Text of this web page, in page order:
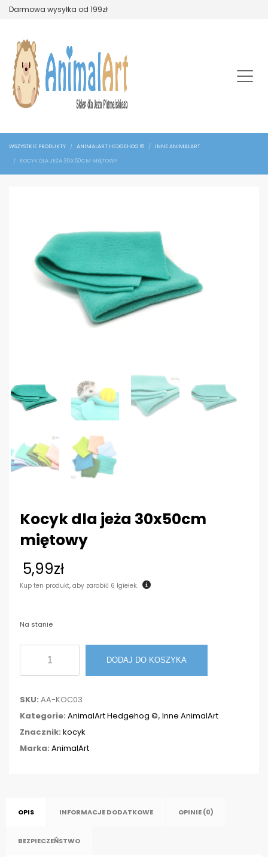
Darmowa wysyłka od 199zł
WSZYSTKIE PRODUKTY ANIMALART HEDGEHOG ©
INNE ANIMALART
KOCYK DLA JEŻA 30X50CM MIĘTOWY
Kocyk dla jeża 30x50cm
miętowy
5,99zł
Kup ten produkt, aby zarobić 6 Igiełek.
Na stanie
jeża
30x50cm
miętowy
DODAJ DO KOSZYKA
SKU: AA-KOC03
Kategorie: AnimalArt Hedgehog ©, Inne AnimalArt
Znacznik: kocyk
Marka: AnimalArt
OPIS INFORMACJE DODATKOWE OPINIE (0)
BEZPIECZEŃSTWO